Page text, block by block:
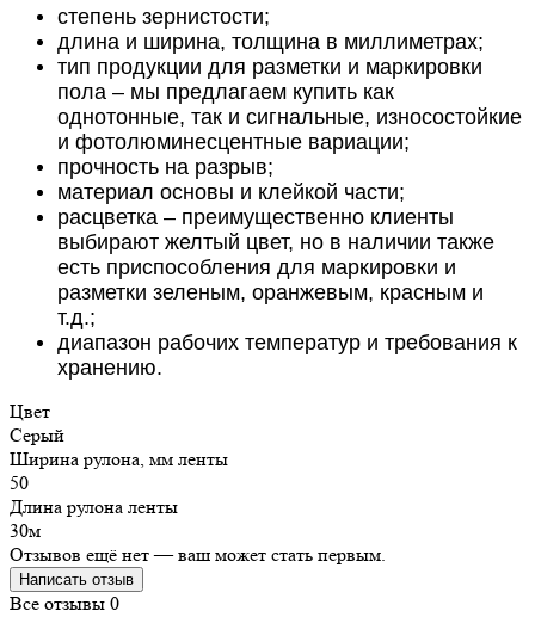
степень зернистости;
длина и ширина, толщина в миллиметрах;
тип продукции для разметки и маркировки
пола – мы предлагаем купить как
однотонные, так и сигнальные, износостойкие
и фотолюминесцентные вариации;
прочность на разрыв;
материал основы и клейкой части;
расцветка – преимущественно клиенты
выбирают желтый цвет, но в наличии также
есть приспособления для маркировки и
разметки зеленым, оранжевым, красным и
т.д.;
диапазон рабочих температур и требования к
хранению.
Цвет
Серый
Ширина рулона, мм ленты
50
Длина рулона ленты
30м
Отзывов ещё нет — ваш может стать первым.
Написать отзыв
Все отзывы 0